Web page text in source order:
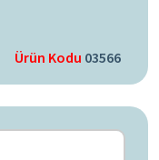
Ürün Kodu 03566